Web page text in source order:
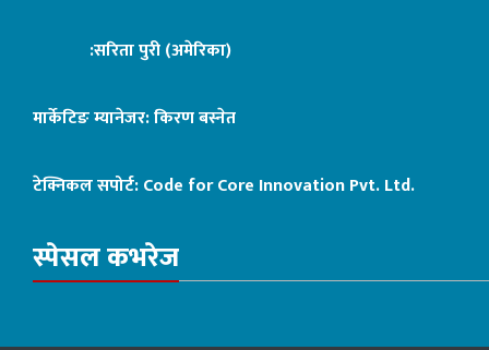
:सरिता पुरी (अमेरिका)
मार्केटिङ म्यानेजर: किरण बस्नेत
टेक्निकल सपोर्ट:Code for Core Innovation Pvt. Ltd.
स्पेसल कभरेज